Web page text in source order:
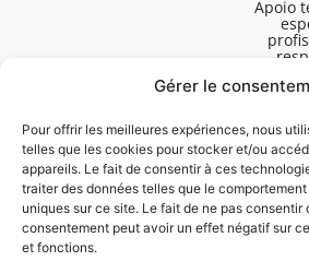
Gérer le
Pour offrir les meilleures expériences, nous
telles que les cookies pour stocker et/ou
appareils. Le fait de consentir à ces
traiter des données telles que le
uniques sur ce site. Le fait de ne pas consentir
consentement peut avoir un effet négatif sur
et fonctions.
Apoio